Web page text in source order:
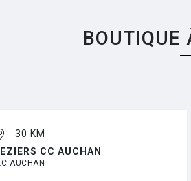
BOUTIQUE
30 KM
CC AUCHAN
AUCHAN